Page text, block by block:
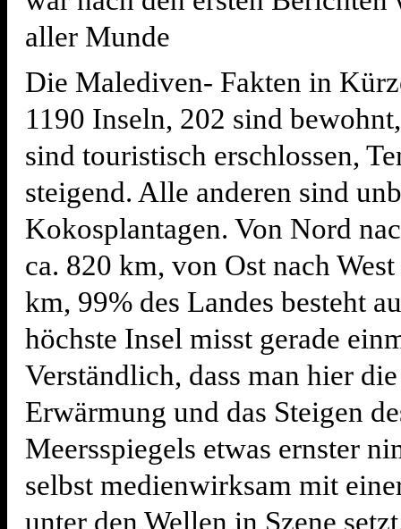
aller Munde
Die Malediven- Fakten in
1190 Inseln, 202 sind
sind touristisch erschlossen,
steigend. Alle anderen sind
Kokosplantagen. Von Nord
ca. 820 km, von Ost nach
km, 99% des Landes besteht
höchste Insel misst gerade
Verständlich, dass man hier
Erwärmung und das Steigen
Meersspiegels etwas ernster
selbst medienwirksam mit
unter den Wellen in Szene